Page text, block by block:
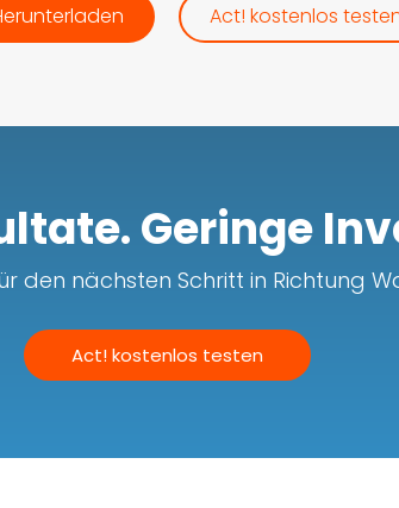
Act! kostenlos
Geringe
den nächsten Schritt in Richtung
Act! kostenlos testen